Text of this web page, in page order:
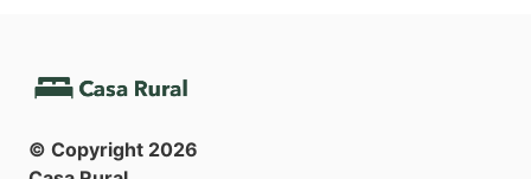
© Copyright 2026